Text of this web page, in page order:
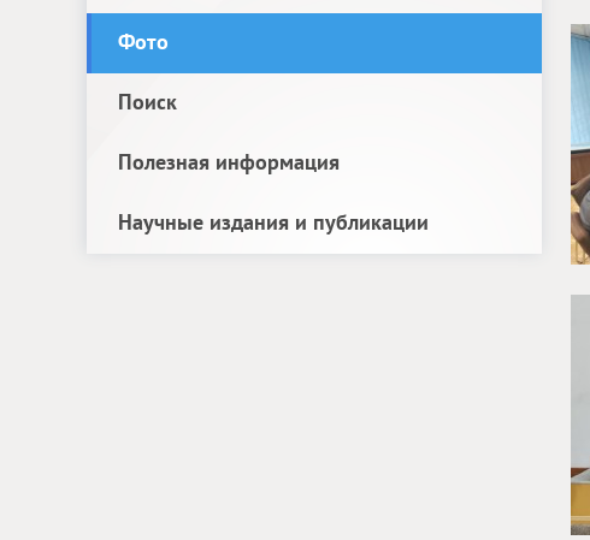
Фото
Поиск
Полезная информация
Научные издания и публикации